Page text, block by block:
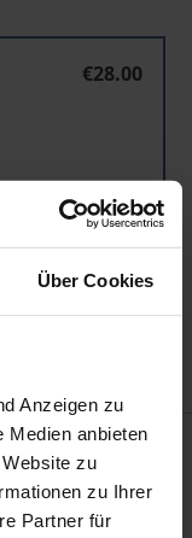
Über Cookies
Anzeigen zu
Medien anbieten
zu
zu Ihrer
Partner für
€28.00